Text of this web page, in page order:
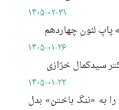
۱۴۰۵-۰۲-۳۱
پاپ لئون چهاردهم
۱۴۰۵-۰۱-۲۶
سیدکمال خرّازی
۱۴۰۵-۰۱-۲۲
به «ننگ باختن» بدل